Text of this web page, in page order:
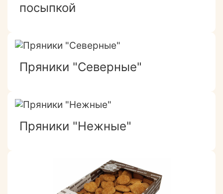
посыпкой
Пряники "Северные"
Пряники "Нежные"